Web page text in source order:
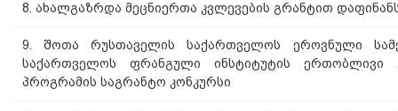
8. ახალგაზრდა მეცნიერთა კვლევების გრანტით
9. შოთა რუსთაველის საქართველოს ეროვნული
საქართველოს ფრანგული ინსტიტუტის ერთობლივი
პროგრამის საგრანტო კონკურსი